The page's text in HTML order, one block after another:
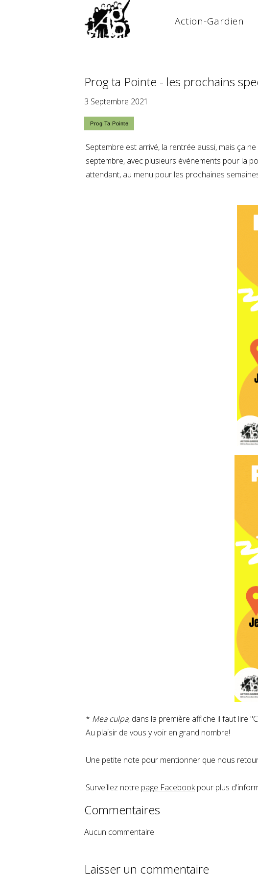
Action-Gardien
Prog ta Pointe - les prochains
3 Septembre 2021
Septembre est arrivé, la rentrée aussi, mais ça
septembre, avec plusieurs événements pour la
attendant, au menu pour les prochaines
* Mea culpa, dans la première affiche il faut lire
Au plaisir de vous y voir en grand nombre!
Une petite note pour mentionner que nous
Surveillez notre page Facebookpour plus
Commentaires
Aucun commentaire
Laisser un commentaire